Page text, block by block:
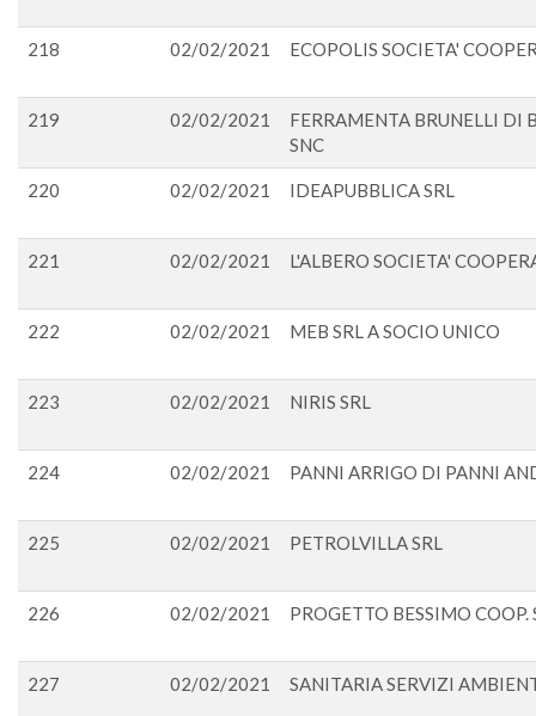
218 02/02/2021 ECOPOLIS SOCIETA'
219 02/02/2021
FERRAMENTA BRUNELLI DI
SNC
220 02/02/2021 IDEAPUBBLICA SRL
221 02/02/2021 L'ALBERO SOCIETA'
222 02/02/2021 MEB SRL A SOCIO UNICO
223 02/02/2021 NIRIS SRL
224 02/02/2021 PANNI ARRIGO DI PANNI
225 02/02/2021 PETROLVILLA SRL
226 02/02/2021 PROGETTO BESSIMO COOP.
227 02/02/2021 SANITARIA SERVIZI